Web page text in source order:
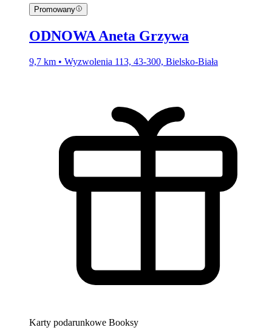
Promowany
ODNOWA Aneta Grzywa
9,7 km • Wyzwolenia 113, 43-300, Bielsko-Biała
Karty podarunkowe Booksy